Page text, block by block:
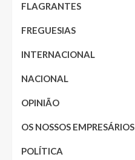
FLAGRANTES
FREGUESIAS
INTERNACIONAL
NACIONAL
OPINIÃO
OS NOSSOS EMPRESÁRIOS
POLÍTICA